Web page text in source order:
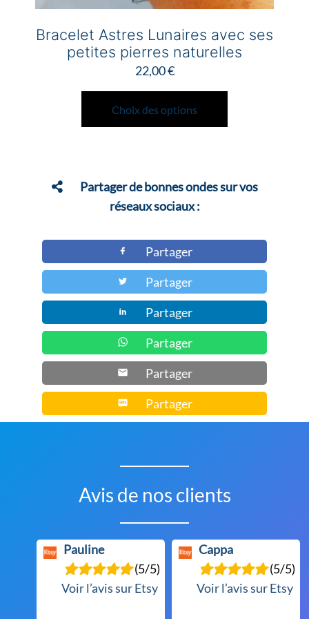
Bracelet Astres Lunaires avec ses
petites pierres naturelles
22,00€
Choix des options
Ce
a
Les
être
choisies
la
page
produit
Partager de bonnes ondes sur vos
réseaux sociaux :
Partager
Partager
Partager
Partager
Partager
Partager
Avis de nos clients
Pauline
(5/5)
Voir l’avis sur Etsy
Cappa
(5/5)
Voir l’avis sur Etsy